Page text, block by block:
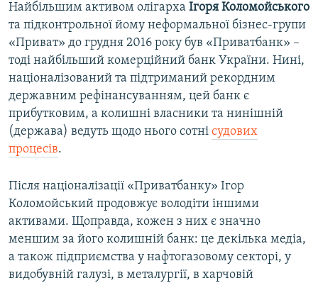
Найбільшим активом олігарха Ігоря Коломойського
та підконтрольної йому неформальної бізнес-групи
«Приват» до грудня 2016 року був «Приватбанк» –
тоді найбільший комерційний банк України. Нині,
націоналізований та підтриманий рекордним
державним рефінансуванням, цей банк є
прибутковим, а колишні власники та нинішній
(держава) ведуть щодо нього сотні судових
процесів.
Після націоналізації «Приватбанку» Ігор
Коломойський продовжує володіти іншими
активами. Щоправда, кожен з них є значно
меншим за його колишній банк: це декілька медіа,
а також підприємства у нафтогазовому секторі, у
видобувній галузі, в металургії, в харчовій